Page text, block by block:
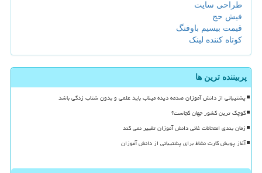
طراحی سایت
فیش حج
قیمت بیسیم باوفنگ
کوتاه کننده لینک
پربیننده ترین ها
پشتیبانی از دانش آموزان صدمه دیده میناب باید علمی و بدون شتاب زدگی باشد
کوچک ترین کشور جهان کجاست؟
زمان بندی امتحانات غائی دانش آموزان تغییر نمی کند
آغاز پویش کارت نشاط برای پشتیبانی از دانش آموزان